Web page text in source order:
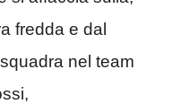
fredda e dal
nel team